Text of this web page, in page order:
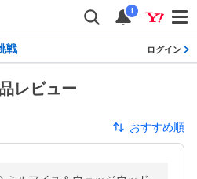
i
戦 ログイン
レビュー
おすすめ順